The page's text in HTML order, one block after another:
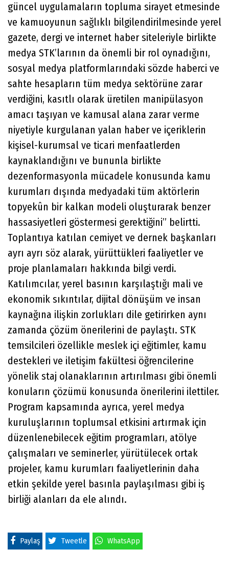
güncel uygulamaların topluma sirayet etmesinde
ve kamuoyunun sağlıklı bilgilendirilmesinde yerel
gazete, dergi ve internet haber siteleriyle birlikte
medya STK’larının da önemli bir rol oynadığını,
sosyal medya platformlarındaki sözde haberci ve
sahte hesapların tüm medya sektörüne zarar
verdiğini, kasıtlı olarak üretilen manipülasyon
amacı taşıyan ve kamusal alana zarar verme
niyetiyle kurgulanan yalan haber ve içeriklerin
kişisel-kurumsal ve ticari menfaatlerden
kaynaklandığını ve bununla birlikte
dezenformasyonla mücadele konusunda kamu
kurumları dışında medyadaki tüm aktörlerin
topyekûn bir kalkan modeli oluşturarak benzer
hassasiyetleri göstermesi gerektiğini” belirtti.
Toplantıya katılan cemiyet ve dernek başkanları
ayrı ayrı söz alarak, yürüttükleri faaliyetler ve
proje planlamaları hakkında bilgi verdi.
Katılımcılar, yerel basının karşılaştığı mali ve
ekonomik sıkıntılar, dijital dönüşüm ve insan
kaynağına ilişkin zorlukları dile getirirken aynı
zamanda çözüm önerilerini de paylaştı. STK
temsilcileri özellikle meslek içi eğitimler, kamu
destekleri ve iletişim fakültesi öğrencilerine
yönelik staj olanaklarının artırılması gibi önemli
konuların çözümü konusunda önerilerini ilettiler.
Program kapsamında ayrıca, yerel medya
kuruluşlarının toplumsal etkisini artırmak için
düzenlenebilecek eğitim programları, atölye
çalışmaları ve seminerler, yürütülecek ortak
projeler, kamu kurumları faaliyetlerinin daha
etkin şekilde yerel basınla paylaşılması gibi iş
birliği alanları da ele alındı.
Paylaş Tweetle WhatsApp